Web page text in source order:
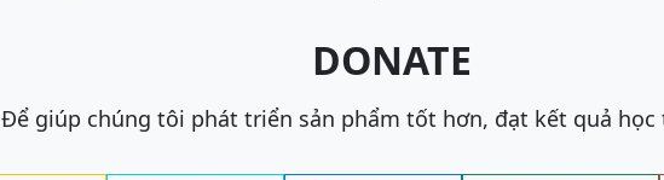
DONATE
Để giúp chúng tôi phát triển sản phẩm tốt hơn, đạt kết quả học